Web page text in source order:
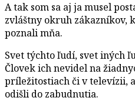
A tak som sa aj ja musel
zvláštny okruh zákazníkov,
poznali mňa.
Svet týchto ľudí, svet iných
Človek ich nevidel na
príležitostiach či v televízii,
odišli do zabudnutia.